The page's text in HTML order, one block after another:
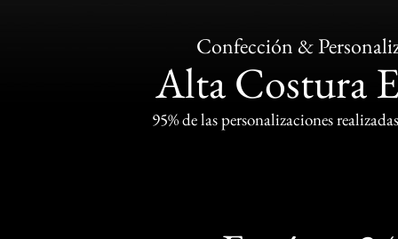
Confección &
Alta Costura
95% de las personalizaciones